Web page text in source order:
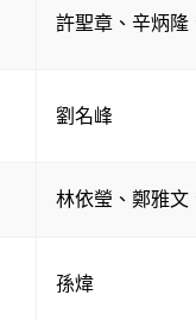
許聖章 、 辛炳隆
劉名峰
林依瑩 、 鄭雅文
孫煒